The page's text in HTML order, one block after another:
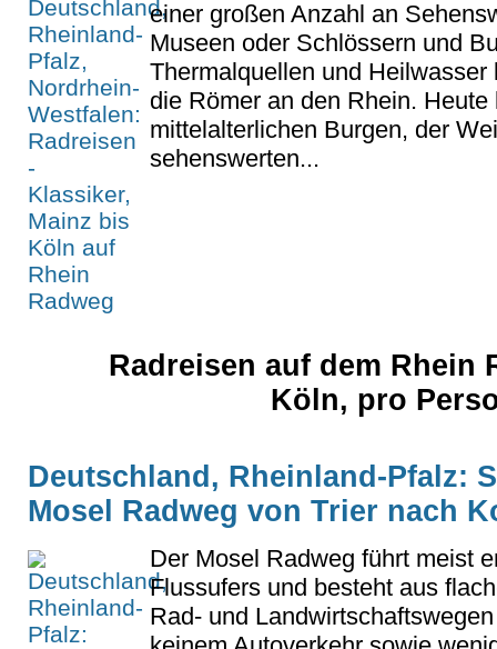
einer großen Anzahl an
Museen oder Schlössern und
Thermalquellen und
die Römer an den Rhein.
mittelalterlichen Burgen, der
sehenswerten...
Radreisen auf dem Rhein
Köln, pro
Deutschland, Rheinland-Pfalz:
Mosel Radweg von Trier nach
Der Mosel Radweg führt meist
Flussufers und besteht aus
Rad- und